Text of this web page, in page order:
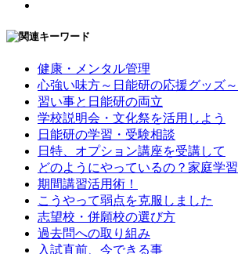
健康・メンタル管理
心強い味方～日能研の応援グッズ～
習い事と日能研の両立
学校説明会・文化祭を活用しよう
日能研の学習・受験相談
日特、オプション講座を受講して
どのようにやっているの？家庭学習
期間講習活用術！
こうやって弱点を克服しました
志望校・併願校の選び方
過去問への取り組み
入試直前、今できる事